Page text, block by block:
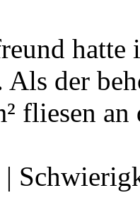
Als der
fliesen
|